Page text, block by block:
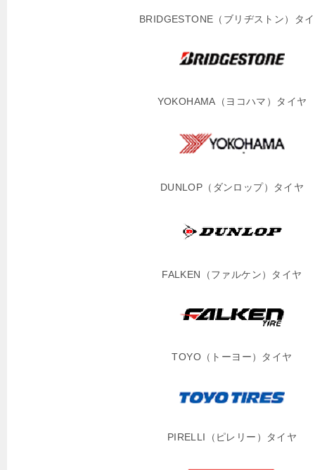
BRIDGESTONE（ブリヂストン）タ
YOKOHAMA（ヨコハマ）タイヤ
DUNLOP（ダンロップ）タイヤ
FALKEN（ファルケン）タイヤ
TOYO（トーヨー）タイヤ
PIRELLI（ピレリー）タイヤ